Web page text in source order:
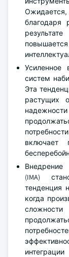
благодаря
Усиленное
систем
Эта
растущих
включает
Внедрение
(IMA)
тенденция
когда